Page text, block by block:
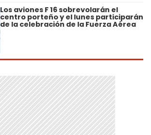
Los aviones F 16 sobrevolarán el
centro porteño y el lunes participarán
de la celebración de la Fuerza Aérea